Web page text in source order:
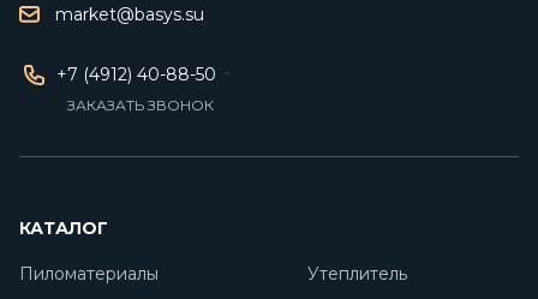
market@basys.su
+7 (4912) 40-88-50
ЗАКАЗАТЬ ЗВОНОК
КАТАЛОГ
Пиломатериалы
Утеплитель